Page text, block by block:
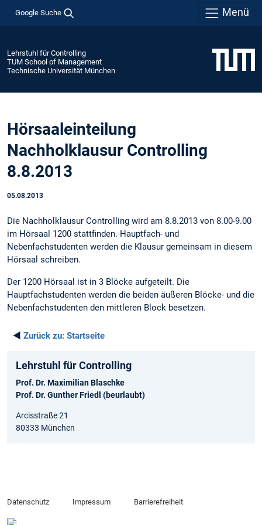
Google Suche Menü
Lehrstuhl für Controlling
TUM School of Management
Technische Universität München
Hörsaaleinteilung
Nachholklausur Controlling
8.8.2013
05.08.2013
Die Nachholklausur Controlling wird am 8.8.2013 von 8.00-9.00
im Hörsaal 1200 stattfinden. Hauptfach- und
Nebenfachstudenten werden die Klausur gemeinsam in diesem
Hörsaal schreiben.
Der 1200 Hörsaal ist in 3 Blöcke aufgeteilt. Die
Hauptfachstudenten werden die beiden äußeren Blöcke- und die
Nebenfachstudenten den mittleren Block besetzen.
◄ Zurück zu: Startseite
Lehrstuhl für Controlling
Prof. Dr. Maximilian Blaschke
Prof. Dr. Gunther Friedl (beurlaubt)
Arcisstraße 21
80333 München
Datenschutz Impressum Barrierefreiheit